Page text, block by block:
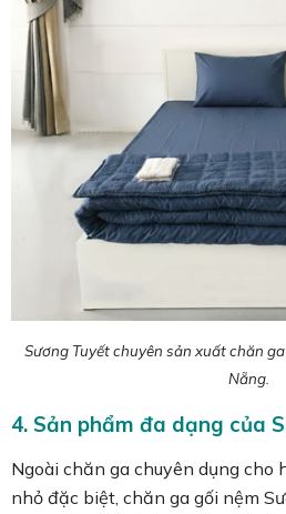
Sương Tuyết chuyên sản xuất chăn
Nẵng.
4. Sản phẩm đa dạng của
Ngoài chăn ga chuyên dụng cho
nhỏ đặc biệt, chăn ga gối nệm